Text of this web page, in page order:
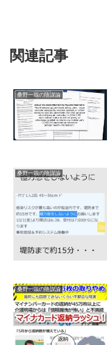
関連記事
桑野一哉の陰謀論
桑野一哉の陰謀論
桑野一哉の陰謀論